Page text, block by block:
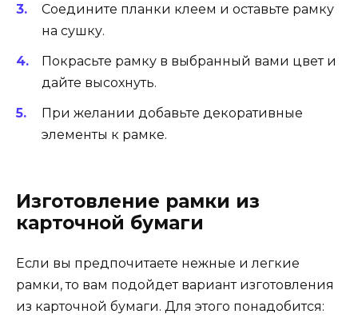
Соедините планки клеем и оставьте рамку
на сушку.
Покрасьте рамку в выбранный вами цвет и
дайте высохнуть.
При желании добавьте декоративные
элементы к рамке.
Изготовление рамки из
карточной бумаги
Если вы предпочитаете нежные и легкие
рамки, то вам подойдет вариант изготовления
из карточной бумаги. Для этого понадобится: